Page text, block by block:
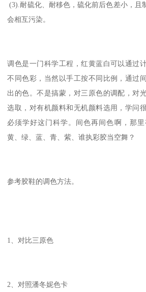
(3).耐硫化、耐移色，硫化前后色差小，且
会相互污染。
调色是一门科学工程，红黄蓝白可以通过
不同色彩，当然以手工按不同比例，通过
出的色。不是搞蒙，对三原色的调配，对
选取，对有机颜料和无机颜料选用，学问
必须学好这门科学。间色再间色啊，那里
黄、绿、蓝、青、紫、谁执彩胶当空舞？
参考胶鞋的调色方法。
1、对比三原色
2、对照潘冬妮色卡